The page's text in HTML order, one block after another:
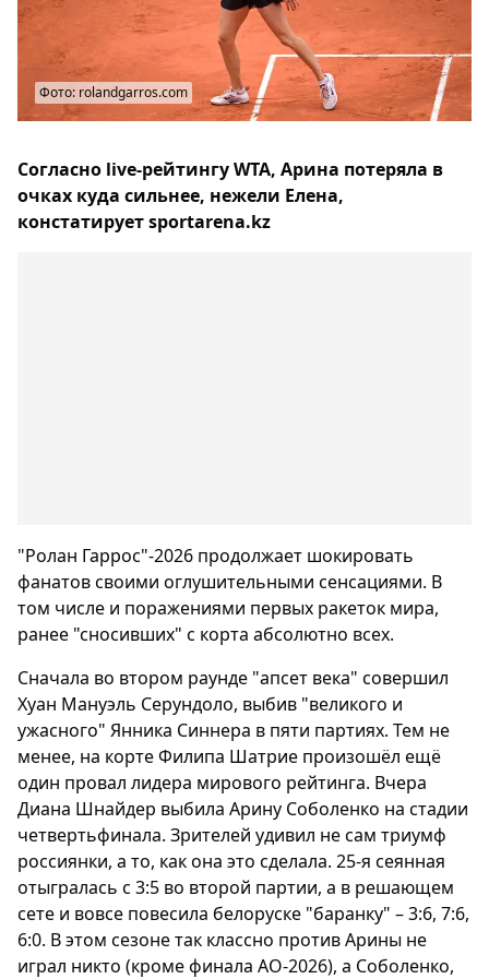
Фото: rolandgarros.com
Согласно live-рейтингу WTA, Арина потеряла в
очках куда сильнее, нежели Елена,
констатирует sportarena.kz
"Ролан Гаррос"-2026 продолжает шокировать
фанатов своими оглушительными сенсациями. В
том числе и поражениями первых ракеток мира,
ранее "сносивших" с корта абсолютно всех.
Сначала во втором раунде "апсет века" совершил
Хуан Мануэль Серундоло, выбив "великого и
ужасного" Янника Синнера в пяти партиях. Тем не
менее, на корте Филипа Шатрие произошёл ещё
один провал лидера мирового рейтинга. Вчера
Диана Шнайдер выбила Арину Соболенко на стадии
четвертьфинала. Зрителей удивил не сам триумф
россиянки, а то, как она это сделала. 25-я сеянная
отыгралась с 3:5 во второй партии, а в решающем
сете и вовсе повесила белоруске "баранку" – 3:6, 7:6,
6:0. В этом сезоне так классно против Арины не
играл никто (кроме финала AO-2026), а Соболенко,